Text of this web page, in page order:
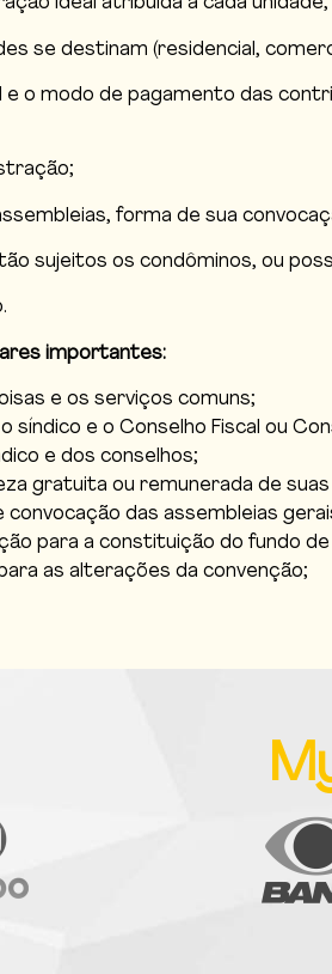
se destinam (residencial,
e o modo de pagamento das
forma de sua
sujeitos os condôminos, ou
importantes:
e os serviços comuns;
síndico e o Conselho Fiscal ou
e dos conselhos;
gratuita ou remunerada de
das assembleias
para a constituição do fundo
as alterações da convenção;